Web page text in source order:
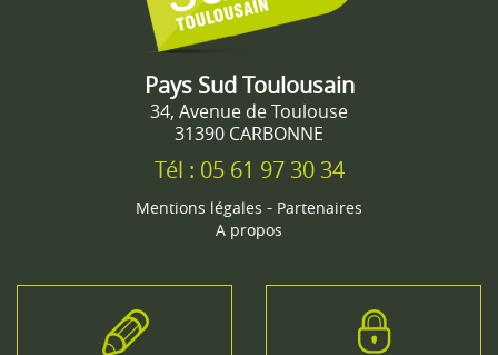
Pays Sud Toulousain
34, Avenue de Toulouse
31390 CARBONNE
Tél : 05 61 97 30 34
Mentions légales - Partenaires
A propos